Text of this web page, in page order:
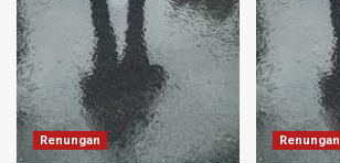
Renungan Renungan